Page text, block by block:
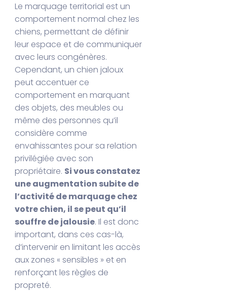
Le marquage territorial est un
comportement normal chez les
chiens, permettant de définir
leur espace et de communiquer
avec leurs congénères.
Cependant, un chien jaloux
peut accentuer ce
comportement en marquant
des objets, des meubles ou
même des personnes qu’il
considère comme
envahissantes pour sa relation
privilégiée avec son
propriétaire. Si vous constatez
une augmentation subite de
l’activité de marquage chez
votre chien, il se peut qu’il
souffre de jalousie. Il est donc
important, dans ces cas-là,
d’intervenir en limitant les accès
aux zones « sensibles » et en
renforçant les règles de
propreté.